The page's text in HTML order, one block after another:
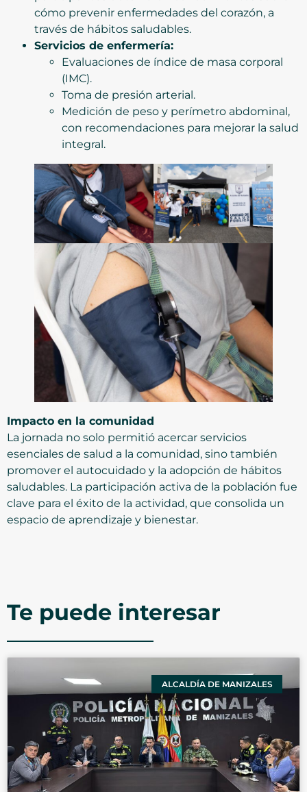
cómo prevenir enfermedades del corazón, a
través de hábitos saludables.
Servicios de enfermería:
Evaluaciones de índice de masa corporal
(IMC).
Toma de presión arterial.
Medición de peso y perímetro abdominal,
con recomendaciones para mejorar la salud
integral.
Impacto en la comunidad
La jornada no solo permitió acercar servicios
esenciales de salud a la comunidad, sino también
promover el autocuidado y la adopción de hábitos
saludables. La participación activa de la población fue
clave para el éxito de la actividad, que consolida un
espacio de aprendizaje y bienestar.
Te puede interesar
ALCALDÍA DE MANIZALES